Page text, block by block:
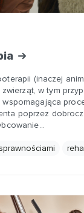
(inaczej
zwierząt, w tym
poprzez